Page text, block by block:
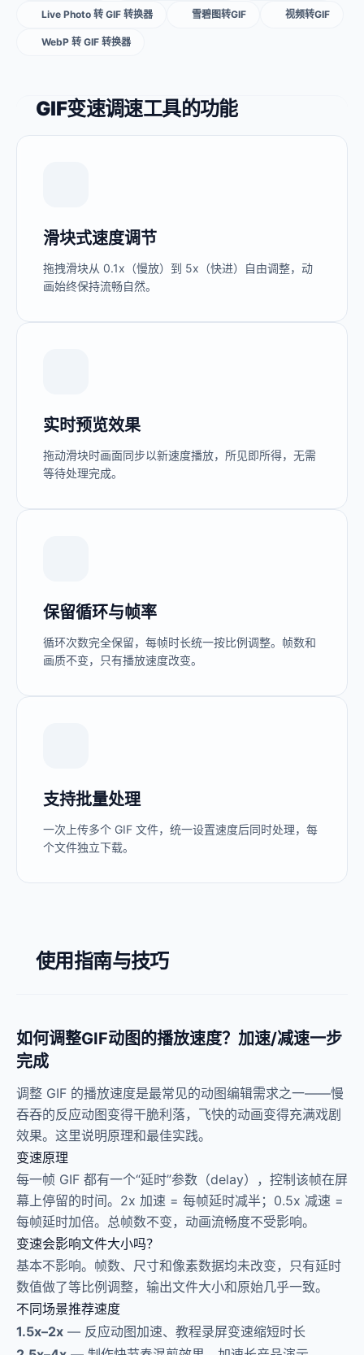
Live Photo 转 GIF 转换器 雪碧图转GIF 视频转GIF
WebP 转 GIF 转换器
GIF变速调速工具的功能
滑块式速度调节
拖拽滑块从 0.1x（慢放）到 5x（快进）自由调整，动
画始终保持流畅自然。
实时预览效果
拖动滑块时画面同步以新速度播放，所见即所得，无需
等待处理完成。
保留循环与帧率
循环次数完全保留，每帧时长统一按比例调整。帧数和
画质不变，只有播放速度改变。
支持批量处理
一次上传多个 GIF 文件，统一设置速度后同时处理，每
个文件独立下载。
使用指南与技巧
如何调整GIF动图的播放速度？加速/减速一步
完成
调整 GIF 的播放速度是最常见的动图编辑需求之一——慢
吞吞的反应动图变得干脆利落，飞快的动画变得充满戏剧
效果。这里说明原理和最佳实践。
变速原理
每一帧 GIF 都有一个“延时”参数（delay），控制该帧在屏
幕上停留的时间。2x 加速 = 每帧延时减半；0.5x 减速 =
每帧延时加倍。总帧数不变，动画流畅度不受影响。
变速会影响文件大小吗？
基本不影响。帧数、尺寸和像素数据均未改变，只有延时
数值做了等比例调整，输出文件大小和原始几乎一致。
不同场景推荐速度
1.5x–2x — 反应动图加速、教程录屏变速缩短时长